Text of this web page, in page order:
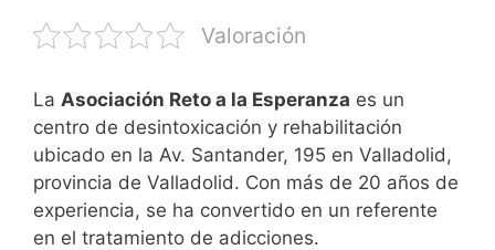
Valoración
La Asociación Reto a la Esperanza es un
centro de desintoxicación y rehabilitación
ubicado en la Av. Santander, 195 en Valladolid,
provincia de Valladolid. Con más de 20 años de
experiencia, se ha convertido en un referente
en el tratamiento de adicciones.